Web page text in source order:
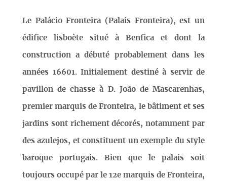
Le Palácio Fronteira (Palais Fronteira), est un
édifice lisboète situé à Benfica et dont la
construction a débuté probablement dans les
années 16601. Initialement destiné à servir de
pavillon de chasse à D. João de Mascarenhas,
premier marquis de Fronteira, le bâtiment et ses
jardins sont richement décorés, notamment par
des azulejos, et constituent un exemple du style
baroque portugais. Bien que le palais soit
toujours occupé par le 12e marquis de Fronteira,